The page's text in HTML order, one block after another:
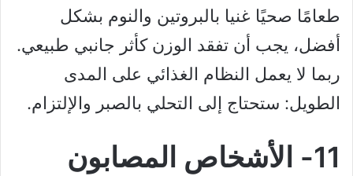
طعامًا صحيًا غنيا بالبروتين والنوم بشكل
أفضل، يجب أن تفقد الوزن كأثر جانبي طبيعي.
ربما لا يعمل النظام الغذائي على المدى
الطويل: ستحتاج إلى التحلي بالصبر والإلتزام.
11- الأشخاص المصابون